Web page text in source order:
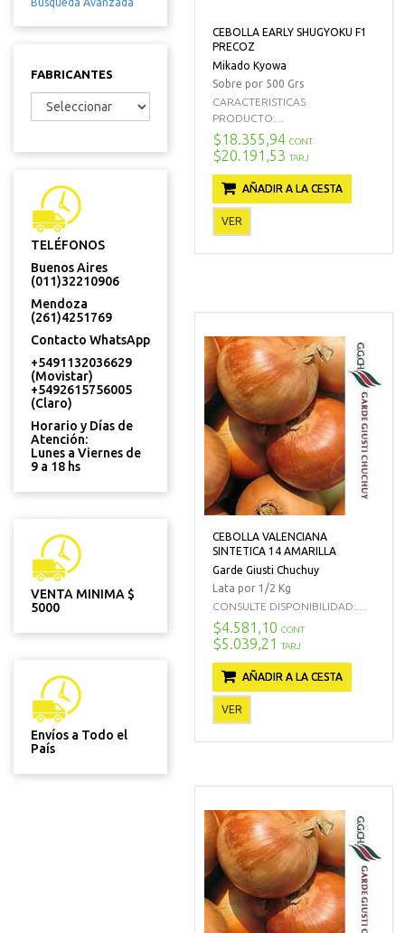
FABRICANTES
TELÉFONOS
Buenos Aires
(011)32210906
Mendoza
(261)4251769
Contacto WhatsApp
+5491132036629
(Movistar)
+5492615756005
(Claro)
Horario y Días de
Atención:
Lunes a Viernes de
9 a 18 hs
VENTA MINIMA $
5000
Envíos a Todo el
País
CEBOLLA EARLY SHUGYOKU F1
PRECOZ
Mikado Kyowa
Sobre por 500 Grs
CARACTERISTICAS
PRODUCTO:...
$18.355,94 CONT
$20.191,53 TARJ
AÑADIR A LA CESTA
VER
CEBOLLA VALENCIANA
SINTETICA 14 AMARILLA
Garde Giusti Chuchuy
Lata por 1/2 Kg
CONSULTE DISPONIBILIDAD:....
$4.581,10 CONT
$5.039,21 TARJ
AÑADIR A LA CESTA
VER